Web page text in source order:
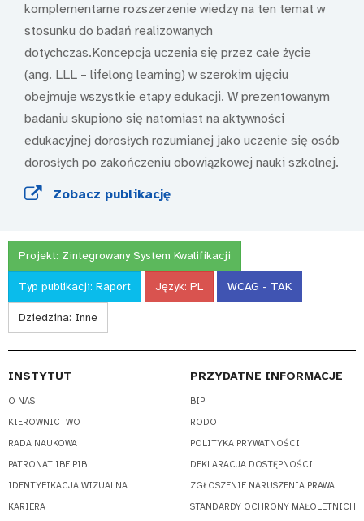
komplementarne rozszerzenie wiedzy na ten temat w
stosunku do badań realizowanych
dotychczas.Koncepcja uczenia się przez całe życie
(ang. LLL – lifelong learning) w szerokim ujęciu
obejmuje wszystkie etapy edukacji. W prezentowanym
badaniu skupiono się natomiast na aktywności
edukacyjnej dorosłych rozumianej jako uczenie się osób
dorosłych po zakończeniu obowiązkowej nauki szkolnej.
Zobacz publikację
Projekt: Zintegrowany System Kwalifikacji
Typ publikacji: Raport Język: PL WCAG - TAK
Dziedzina: Inne
INSTYTUT
O NAS
KIEROWNICTWO
RADA NAUKOWA
PATRONAT IBE PIB
IDENTYFIKACJA WIZUALNA
KARIERA
PRZYDATNE INFORMACJE
BIP
RODO
POLITYKA PRYWATNOŚCI
DEKLARACJA DOSTĘPNOŚCI
ZGŁOSZENIE NARUSZENIA PRAWA
STANDARDY OCHRONY MAŁOLETNICH